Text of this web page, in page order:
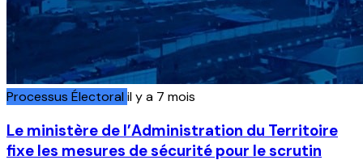
Processus Électoralil y a 7 mois
Le ministère de l’Administration du Territoire
fixe les mesures de sécurité pour le scrutin